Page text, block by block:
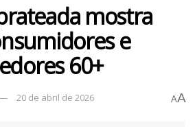
mostra
e
60+
20 de abril de 2026 AA